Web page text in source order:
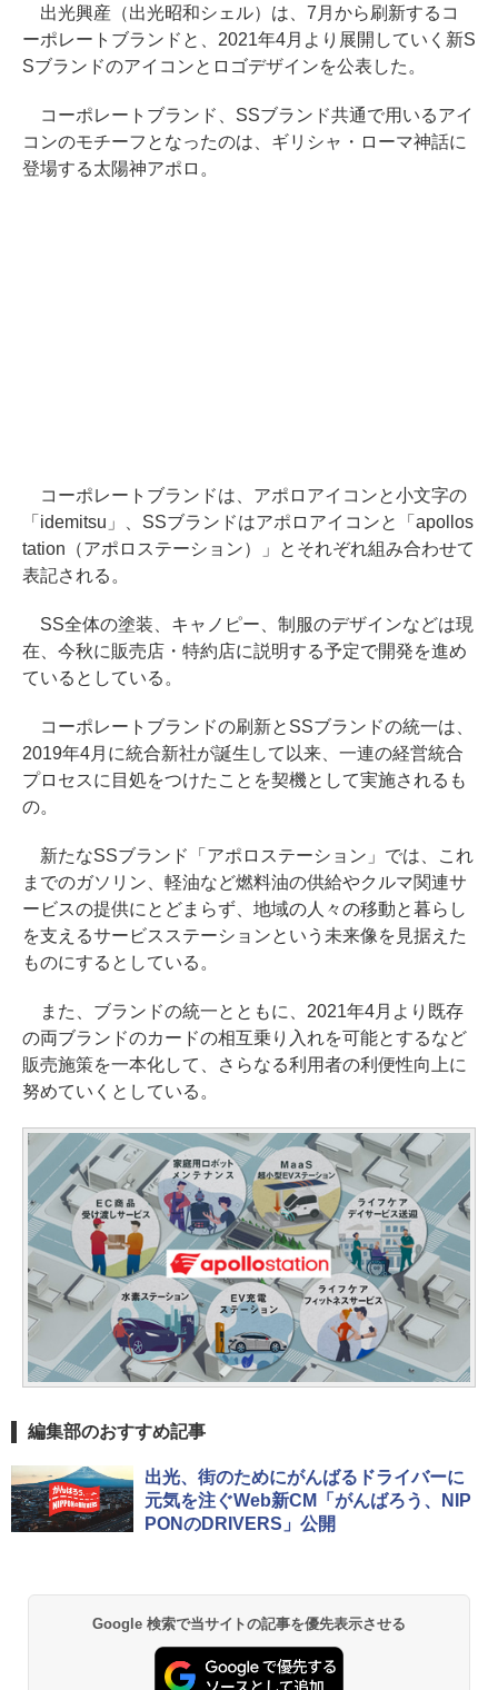
出光興産（出光昭和シェル）は、7月から刷新するコ
ーポレートブランドと、2021年4月より展開していく新S
Sブランドのアイコンとロゴデザインを公表した。
コーポレートブランド、SSブランド共通で用いるアイ
コンのモチーフとなったのは、ギリシャ・ローマ神話に
登場する太陽神アポロ。
コーポレートブランドは、アポロアイコンと小文字の
「idemitsu」、SSブランドはアポロアイコンと「apollos
tation（アポロステーション）」とそれぞれ組み合わせて
表記される。
SS全体の塗装、キャノピー、制服のデザインなどは現
在、今秋に販売店・特約店に説明する予定で開発を進め
ているとしている。
コーポレートブランドの刷新とSSブランドの統一は、
2019年4月に統合新社が誕生して以来、一連の経営統合
プロセスに目処をつけたことを契機として実施されるも
の。
新たなSSブランド「アポロステーション」では、これ
までのガソリン、軽油など燃料油の供給やクルマ関連サ
ービスの提供にとどまらず、地域の人々の移動と暮らし
を支えるサービスステーションという未来像を見据えた
ものにするとしている。
また、ブランドの統一とともに、2021年4月より既存
の両ブランドのカードの相互乗り入れを可能とするなど
販売施策を一本化して、さらなる利用者の利便性向上に
努めていくとしている。
編集部のおすすめ記事
出光、街のためにがんばるドライバーに
元気を注ぐWeb新CM「がんばろう、NIP
PONのDRIVERS」公開
Google 検索で当サイトの記事を優先表示させる